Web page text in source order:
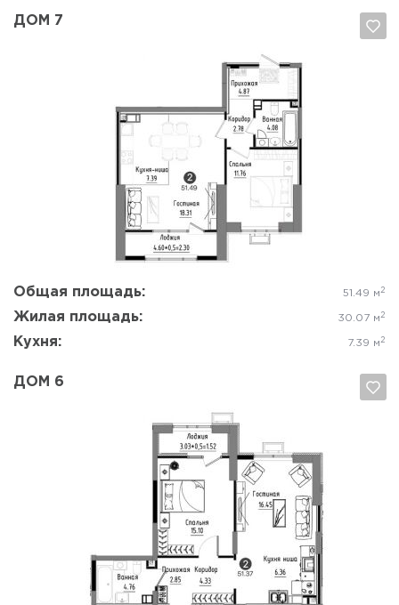
ДОМ 7
Общая площадь: 51.49 м 2
Жилая площадь: 30.07 м 2
Кухня: 7.39 м 2
Да, удалить Отмена
ДОМ 6
Да, удалить